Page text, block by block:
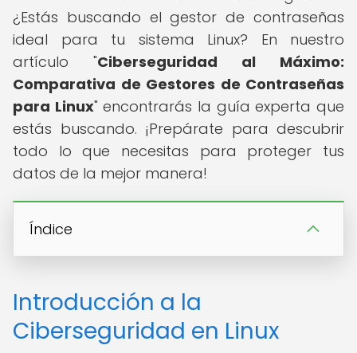
¿Estás buscando el gestor de contraseñas
ideal para tu sistema Linux? En nuestro
artículo "Ciberseguridad al Máximo:
Comparativa de Gestores de Contraseñas
para Linux" encontrarás la guía experta que
estás buscando. ¡Prepárate para descubrir
todo lo que necesitas para proteger tus
datos de la mejor manera!
Índice
Introducción a la
Ciberseguridad en Linux